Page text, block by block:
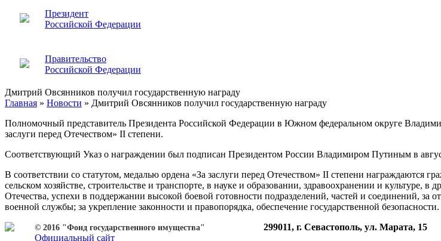
Президент
Российской Федерации
Правительство
Российской Федерации
Дмитрий Овсянников получил государственную награду
Главная » Новости » Дмитрий Овсянников получил государственную награду
Полномочный представитель Президента Российской Федерации в Южном федеральном округе
заслуги перед Отечеством» II степени.
Соответствующий Указ о награждении был подписан Президентом России Владимиром Путиным в
В соответствии со статутом, медалью ордена «За заслуги перед Отечеством» II степени награждаются
сельском хозяйстве, строительстве и транспорте, в науке и образовании, здравоохранении и культуре,
Отечества, успехи в поддержании высокой боевой готовности подразделений, частей и соединений, за
военной службы; за укрепление законности и правопорядка, обеспечение государственной безопасности.
© 2016 "Фонд государственного имущества"
Официальный сайт
299011, г. Севастополь, ул. Марата, 15